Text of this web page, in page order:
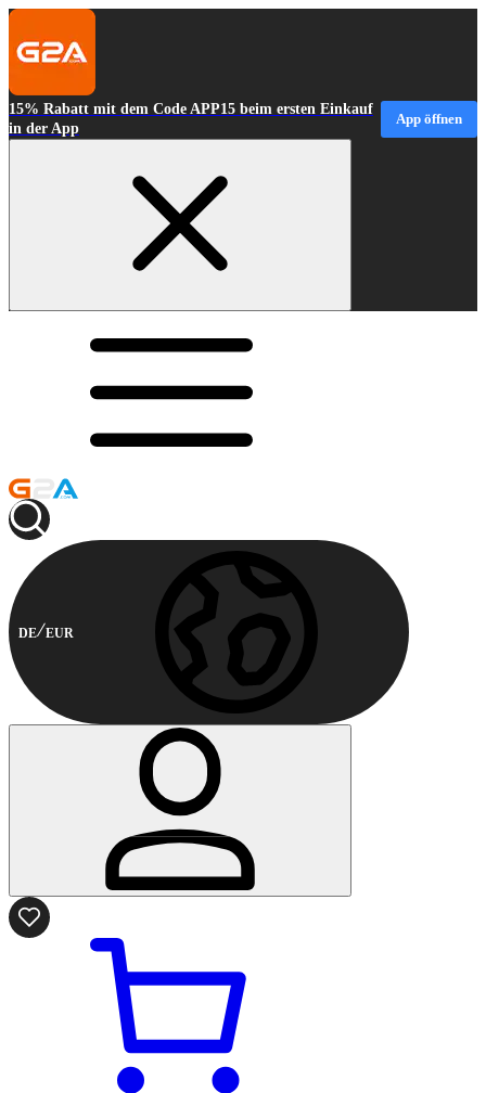
15% Rabatt mit dem Code APP15 beim ersten Einkauf
in der App
App öffnen
DE EUR